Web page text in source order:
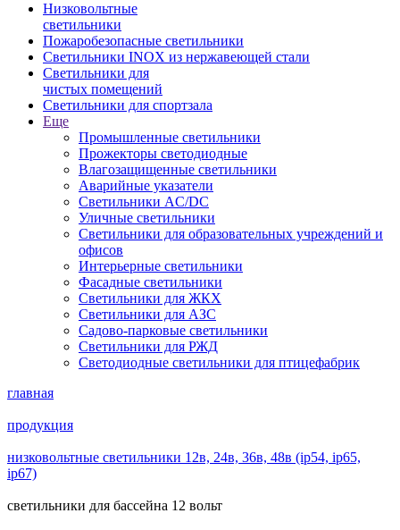
Низковольтные
светильники
Пожаробезопасные светильники
Светильники INOX из нержавеющей стали
Светильники для
чистых помещений
Светильники для спортзала
Еще
Промышленные светильники
Прожекторы светодиодные
Влагозащищенные светильники
Аварийные указатели
Светильники AC/DC
Уличные светильники
Светильники для образовательных учреждений и
офисов
Интерьерные светильники
Фасадные светильники
Светильники для ЖКХ
Светильники для АЗС
Садово-парковые светильники
Светильники для РЖД
Светодиодные светильники для птицефабрик
главная
продукция
низковольтные светильники 12в, 24в, 36в, 48в (ip54, ip65,
ip67)
светильники для бассейна 12 вольт